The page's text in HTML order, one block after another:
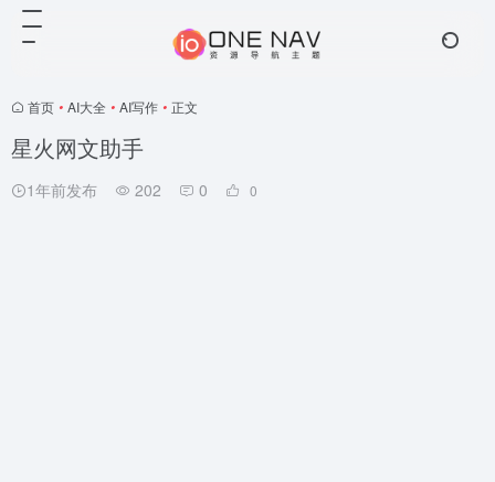
首页 • AI大全 • AI写作 • 正文
星火网文助手
1年前发布 202 0 0